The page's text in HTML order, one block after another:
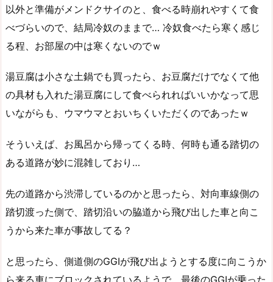
以外と準備がメンドクサイのと、食べる時崩れやすくて食
べづらいので、結局冷奴のままで… 冷奴食べたら寒く感じ
る程、お部屋の中は寒くないのでｗ
湯豆腐は小さな土鍋でも買ったら、お豆腐だけでなくて他
の具材も入れた湯豆腐にして食べられればいいかなって思
いながらも、ウマウマとおいちくいただくのであったｗ
そういえば、お風呂から帰ってくる時、何時も通る踏切の
ある道路が妙に混雑しており…
先の道路から渋滞しているのかと思ったら、対向車線側の
踏切渡った側で、踏切沿いの脇道から飛び出した車と向こ
うから来た車が事故してる？
と思ったら、側道側のGGIが飛び出ようとする度に向こうか
ら来る車にブロックされているようで、最後のGGIが乗った